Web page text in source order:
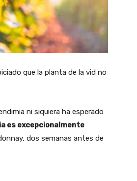
que la planta de la vid no
ni siquiera ha esperado
es excepcionalmente
dos semanas antes de